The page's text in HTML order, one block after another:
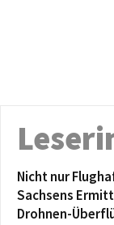
Nicht nur
Sachsens
Drohnen-